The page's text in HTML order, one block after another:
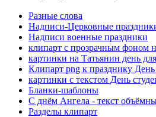
Разные слова
Надписи-Церковные
Надписи военные праздники
клипарт с прозрачным фоном
картинки на Татьянин день
Клипарт png к празднику
картинки с текстом День
Бланки-шаблоны
С днём Ангела - текст
Разделы клипарт